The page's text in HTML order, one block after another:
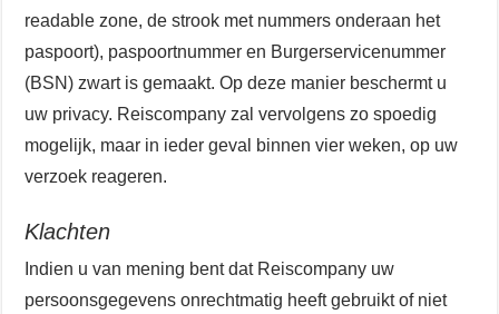
readable zone, de strook met nummers onderaan het
paspoort), paspoortnummer en Burgerservicenummer
(BSN) zwart is gemaakt. Op deze manier beschermt u
uw privacy. Reiscompany zal vervolgens zo spoedig
mogelijk, maar in ieder geval binnen vier weken, op uw
verzoek reageren.
Klachten
Indien u van mening bent dat Reiscompany uw
persoonsgegevens onrechtmatig heeft gebruikt of niet